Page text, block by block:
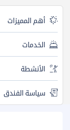
أهم المميزات
الخدمات
الأنشطة
سياسة الفندق